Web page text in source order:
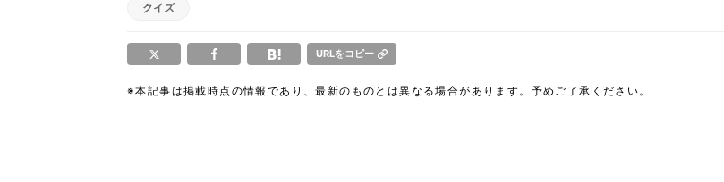
クイズ
URLをコピー
※本記事は掲載時点の情報であり、最新のものとは異なる場合があります。予めご了承ください。